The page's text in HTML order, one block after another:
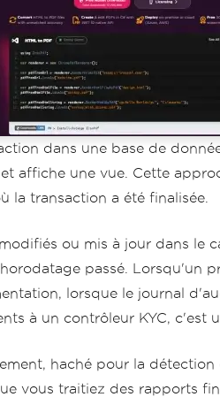
dans une base de
affiche une vue. Cette
la transaction a été finalisée.
ou mis à jour dans le
passé. Lorsqu'un
lorsque le journal
à un contrôleur KYC, c'est
haché pour la
vous traitiez des rapports